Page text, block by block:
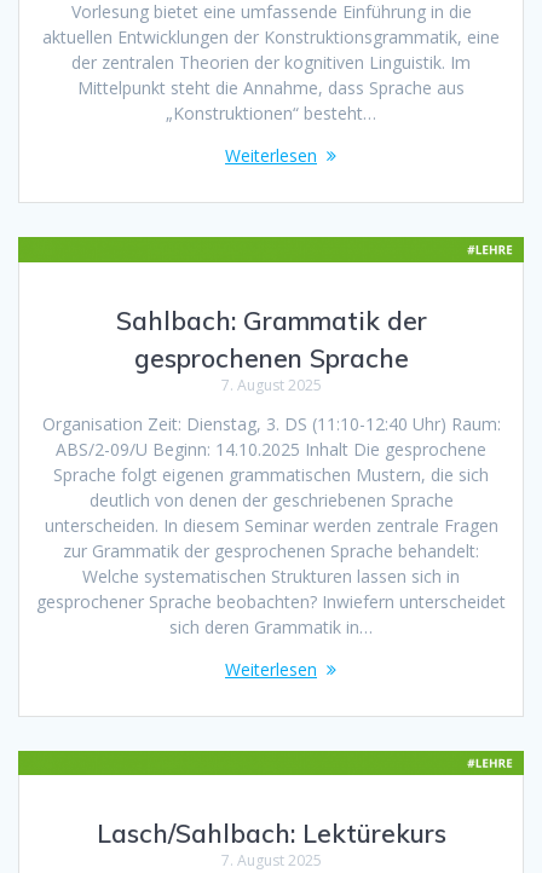
Vorlesung bietet eine umfassende Einführung in die
aktuellen Entwicklungen der Konstruktionsgrammatik, eine
der zentralen Theorien der kognitiven Linguistik. Im
Mittelpunkt steht die Annahme, dass Sprache aus
„Konstruktionen“ besteht…
Weiterlesen
Sahlbach: Grammatik der
gesprochenen Sprache
7. August 2025
Organisation Zeit: Dienstag, 3. DS (11:10-12:40 Uhr) Raum:
ABS/2-09/U Beginn: 14.10.2025 Inhalt Die gesprochene
Sprache folgt eigenen grammatischen Mustern, die sich
deutlich von denen der geschriebenen Sprache
unterscheiden. In diesem Seminar werden zentrale Fragen
zur Grammatik der gesprochenen Sprache behandelt:
Welche systematischen Strukturen lassen sich in
gesprochener Sprache beobachten? Inwiefern unterscheidet
sich deren Grammatik in…
Weiterlesen
Lasch/Sahlbach: Lektürekurs
7. August 2025